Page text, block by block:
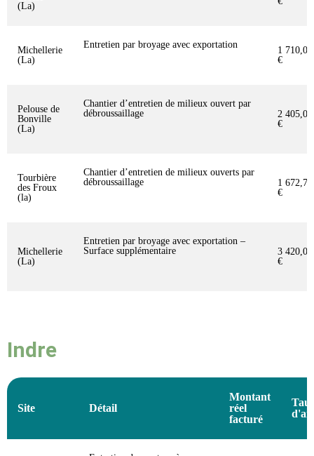
(La)
Michellerie
(La)
Entretien par broyage avec exportation
1 710,00
€
Pelouse de
Bonville
(La)
Chantier d’entretien de milieux ouvert par
débroussaillage
2 405,06
€
Tourbière
des Froux
(la)
Chantier d’entretien de milieux ouverts par
débroussaillage
1 672,72
€
Michellerie
(La)
Entretien par broyage avec exportation –
Surface supplémentaire
3 420,00
€
Indre
Site Détail
Montant
réel
facturé